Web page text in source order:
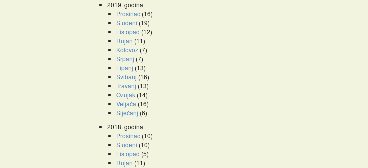
2019. godina
Prosinac (16)
Studeni (19)
Listopad (12)
Rujan (11)
Kolovoz (7)
Srpanj (7)
Lipanj (13)
Svibanj (16)
Travanj (13)
Ožujak (14)
Veljača (16)
Siječanj (6)
2018. godina
Prosinac (10)
Studeni (10)
Listopad (5)
Rujan (11)